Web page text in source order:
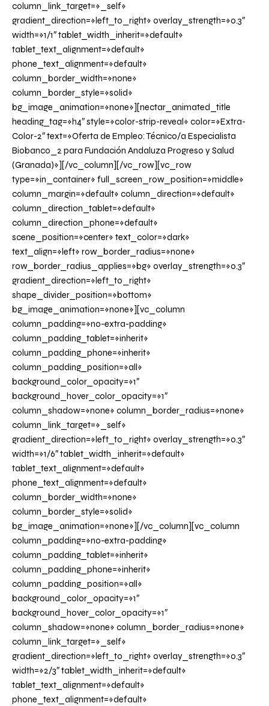
column_link_target=»_self»
gradient_direction=»left_to_right» overlay_strength=»0.3″
width=»1/1″ tablet_width_inherit=»default»
tablet_text_alignment=»default»
phone_text_alignment=»default»
column_border_width=»none»
column_border_style=»solid»
bg_image_animation=»none»][nectar_animated_title
heading_tag=»h4″ style=»color-strip-reveal» color=»Extra-
Color-2″ text=»Oferta de Empleo: Técnico/a Especialista
Biobanco_2 para Fundación Andaluza Progreso y Salud
(Granada)»][/vc_column][/vc_row][vc_row
type=»in_container» full_screen_row_position=»middle»
column_margin=»default» column_direction=»default»
column_direction_tablet=»default»
column_direction_phone=»default»
scene_position=»center» text_color=»dark»
text_align=»left» row_border_radius=»none»
row_border_radius_applies=»bg» overlay_strength=»0.3″
gradient_direction=»left_to_right»
shape_divider_position=»bottom»
bg_image_animation=»none»][vc_column
column_padding=»no-extra-padding»
column_padding_tablet=»inherit»
column_padding_phone=»inherit»
column_padding_position=»all»
background_color_opacity=»1″
background_hover_color_opacity=»1″
column_shadow=»none» column_border_radius=»none»
column_link_target=»_self»
gradient_direction=»left_to_right» overlay_strength=»0.3″
width=»1/6″ tablet_width_inherit=»default»
tablet_text_alignment=»default»
phone_text_alignment=»default»
column_border_width=»none»
column_border_style=»solid»
bg_image_animation=»none»][/vc_column][vc_column
column_padding=»no-extra-padding»
column_padding_tablet=»inherit»
column_padding_phone=»inherit»
column_padding_position=»all»
background_color_opacity=»1″
background_hover_color_opacity=»1″
column_shadow=»none» column_border_radius=»none»
column_link_target=»_self»
gradient_direction=»left_to_right» overlay_strength=»0.3″
width=»2/3″ tablet_width_inherit=»default»
tablet_text_alignment=»default»
phone_text_alignment=»default»